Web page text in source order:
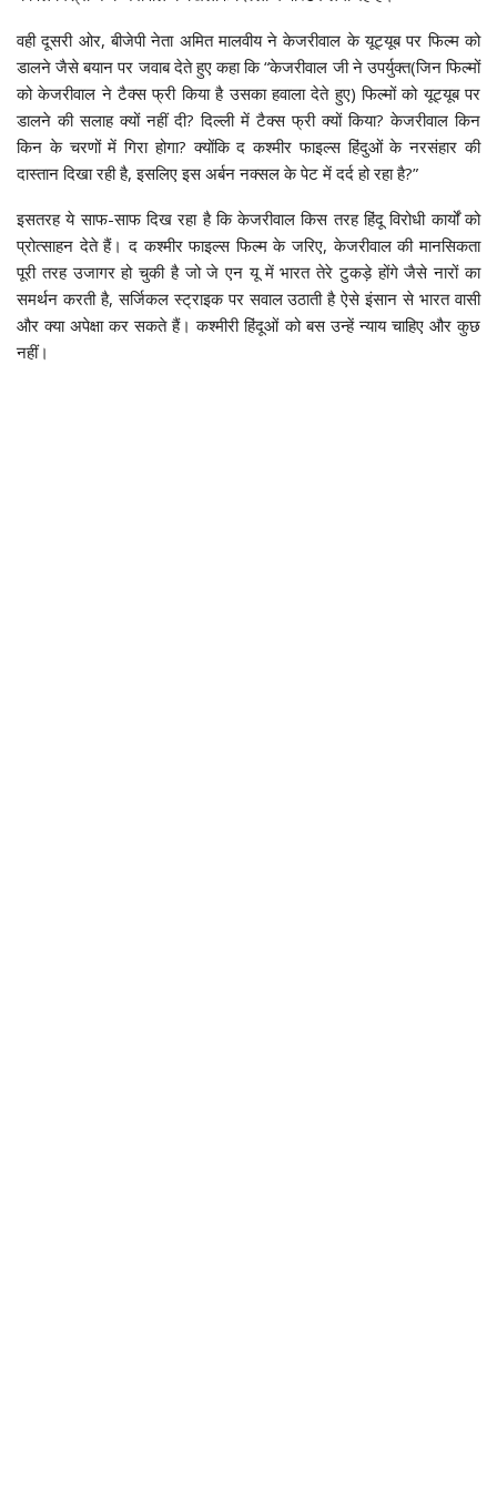
वही दूसरी ओर, बीजेपी नेता अमित मालवीय ने केजरीवाल के यूट्यूब पर फिल्म को
डालने जैसे बयान पर जवाब देते हुए कहा कि “केजरीवाल जी ने उपर्युक्त(जिन फिल्मों
को केजरीवाल ने टैक्स फ्री किया है उसका हवाला देते हुए) फिल्मों को यूट्यूब पर
डालने की सलाह क्यों नहीं दी? दिल्ली में टैक्स फ्री क्यों किया? केजरीवाल किन
किन के चरणों में गिरा होगा? क्योंकि द कश्मीर फाइल्स हिंदुओं के नरसंहार की
दास्तान दिखा रही है, इसलिए इस अर्बन नक्सल के पेट में दर्द हो रहा है?”
इसतरह ये साफ-साफ दिख रहा है कि केजरीवाल किस तरह हिंदू विरोधी कार्यों को
प्रोत्साहन देते हैं। द कश्मीर फाइल्स फिल्म के जरिए, केजरीवाल की मानसिकता
पूरी तरह उजागर हो चुकी है जो जे एन यू में भारत तेरे टुकड़े होंगे जैसे नारों का
समर्थन करती है, सर्जिकल स्ट्राइक पर सवाल उठाती है ऐसे इंसान से भारत वासी
और क्या अपेक्षा कर सकते हैं। कश्मीरी हिंदूओं को बस उन्हें न्याय चाहिए और कुछ
नहीं।